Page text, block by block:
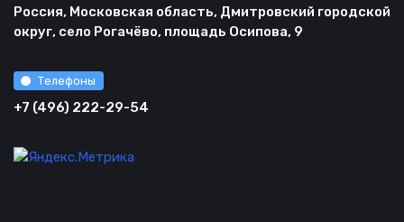
Россия, Московская область, Дмитровский городской
округ, село Рогачёво, площадь Осипова, 9
Телефоны
+7 (496) 222-29-54